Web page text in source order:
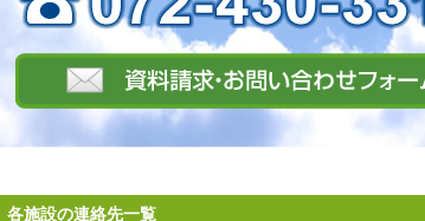
各施設の連絡先一覧